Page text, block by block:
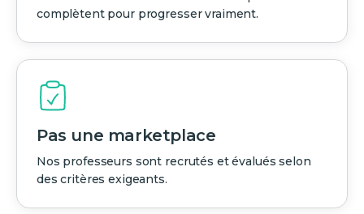
complètent pour progresser vraiment.
Pas une marketplace
Nos professeurs sont recrutés et évalués selon
des critères exigeants.